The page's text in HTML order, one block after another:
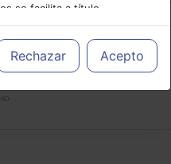
se facilita a título
de los
medicamentos y decidir, en
más adecuado a las
Rechazar Acepto